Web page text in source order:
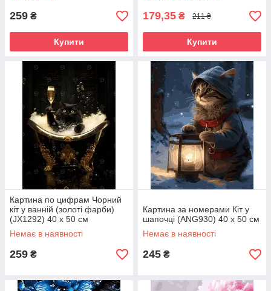
259 ₴
Купити
179,35 ₴ 211 ₴
Купити
Картина по цифрам Чорний
кіт у ванній (золоті фарби)
(JX1292) 40 х 50 см
Немає в наявності
259 ₴
Картина за номерами Кіт у
шапочці (ANG930) 40 х 50 см
Немає в наявності
245 ₴